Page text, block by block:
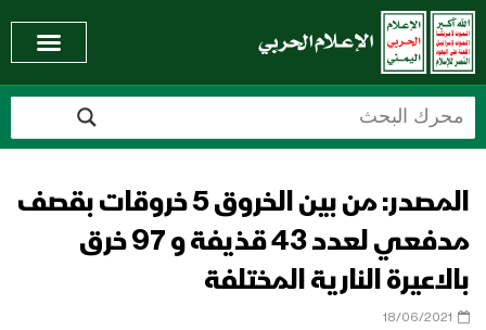
المصدر: من بين الخروق 5 خروقات بقصف
مدفعي لعدد 43 قذيفة و 97 خرق
بالاعيرة النارية المختلفة
18/06/2021